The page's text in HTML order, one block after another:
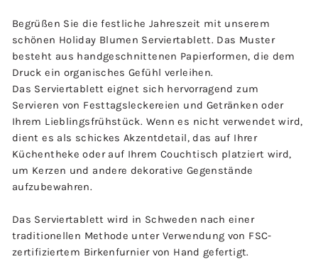
Begrüßen Sie die festliche Jahreszeit mit unserem
schönen Holiday Blumen Serviertablett. Das Muster
besteht aus handgeschnittenen Papierformen, die dem
Druck ein organisches Gefühl verleihen.
Das Serviertablett eignet sich hervorragend zum
Servieren von Festtagsleckereien und Getränken oder
Ihrem Lieblingsfrühstück. Wenn es nicht verwendet wird,
dient es als schickes Akzentdetail, das auf Ihrer
Küchentheke oder auf Ihrem Couchtisch platziert wird,
um Kerzen und andere dekorative Gegenstände
aufzubewahren.
Das Serviertablett wird in Schweden nach einer
traditionellen Methode unter Verwendung von FSC-
zertifiziertem Birkenfurnier von Hand gefertigt.